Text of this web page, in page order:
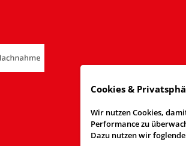
Cookies &
Wir nutzen Cookies,
Performance zu
Dazu nutzen wir